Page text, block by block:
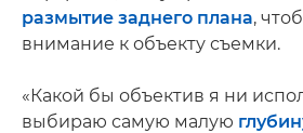
размытие заднего плана,
внимание к объекту съемки.
«Какой бы объектив я ни
выбираю самую малую